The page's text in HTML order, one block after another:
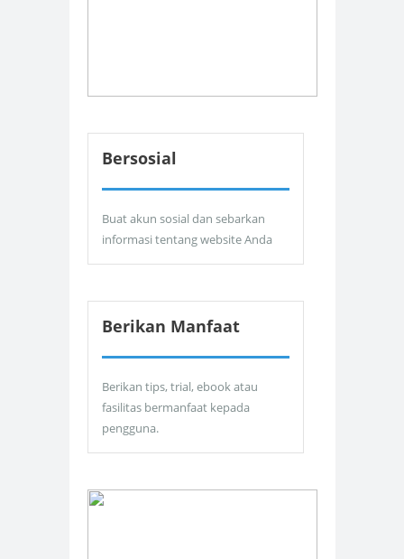
Bersosial
Buat akun sosial dan sebarkan
informasi tentang website Anda
Berikan Manfaat
Berikan tips, trial, ebook atau
fasilitas bermanfaat kepada
pengguna.